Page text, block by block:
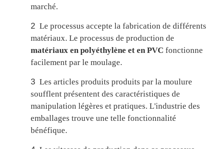
marché.
2 Le processus accepte la fabrication de différents
matériaux. Le processus de production de
matériaux en polyéthylène et en PVC fonctionne
facilement par le moulage.
3 Les articles produits produits par la moulure
soufflent présentent des caractéristiques de
manipulation légères et pratiques. L'industrie des
emballages trouve une telle fonctionnalité
bénéfique.